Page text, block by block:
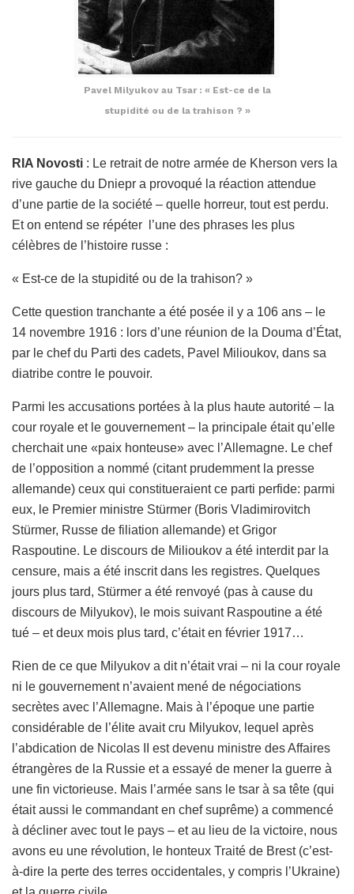
Pavel Milyukov au Tsar : « Est-ce de la
stupidité ou de la trahison ? »
RIA Novosti : Le retrait de notre armée de Kherson vers la
rive gauche du Dniepr a provoqué la réaction attendue
d’une partie de la société – quelle horreur, tout est perdu.
Et on entend se répéter l’une des phrases les plus
célèbres de l’histoire russe :
« Est-ce de la stupidité ou de la trahison? »
Cette question tranchante a été posée il y a 106 ans – le
14 novembre 1916 : lors d’une réunion de la Douma d’État,
par le chef du Parti des cadets, Pavel Milioukov, dans sa
diatribe contre le pouvoir.
Parmi les accusations portées à la plus haute autorité – la
cour royale et le gouvernement – la principale était qu’elle
cherchait une «paix honteuse» avec l’Allemagne. Le chef
de l’opposition a nommé (citant prudemment la presse
allemande) ceux qui constitueraient ce parti perfide: parmi
eux, le Premier ministre Stürmer (Boris Vladimirovitch
Stürmer, Russe de filiation allemande) et Grigor
Raspoutine. Le discours de Milioukov a été interdit par la
censure, mais a été inscrit dans les registres. Quelques
jours plus tard, Stürmer a été renvoyé (pas à cause du
discours de Milyukov), le mois suivant Raspoutine a été
tué – et deux mois plus tard, c’était en février 1917…
Rien de ce que Milyukov a dit n’était vrai – ni la cour royale
ni le gouvernement n’avaient mené de négociations
secrètes avec l’Allemagne. Mais à l’époque une partie
considérable de l’élite avait cru Milyukov, lequel après
l’abdication de Nicolas II est devenu ministre des Affaires
étrangères de la Russie et a essayé de mener la guerre à
une fin victorieuse. Mais l’armée sans le tsar à sa tête (qui
était aussi le commandant en chef suprême) a commencé
à décliner avec tout le pays – et au lieu de la victoire, nous
avons eu une révolution, le honteux Traité de Brest (c’est-
à-dire la perte des terres occidentales, y compris l’Ukraine)